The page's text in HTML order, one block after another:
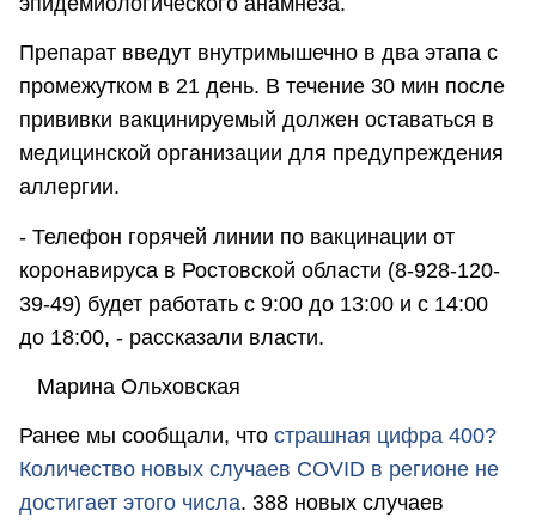
Препарат введут внутримышечно в два этапа с
промежутком в 21 день. В течение 30 мин после
прививки вакцинируемый должен оставаться в
медицинской организации для предупреждения
аллергии.
- Телефон горячей линии по вакцинации от
коронавируса в Ростовской области (8-928-120-
39-49) будет работать с 9:00 до 13:00 и с 14:00
до 18:00, - рассказали власти.
Марина Ольховская
Ранее мы сообщали, что страшная цифра 400?
Количество новых случаев COVID в регионе не
достигает этого числа. 388 новых случаев